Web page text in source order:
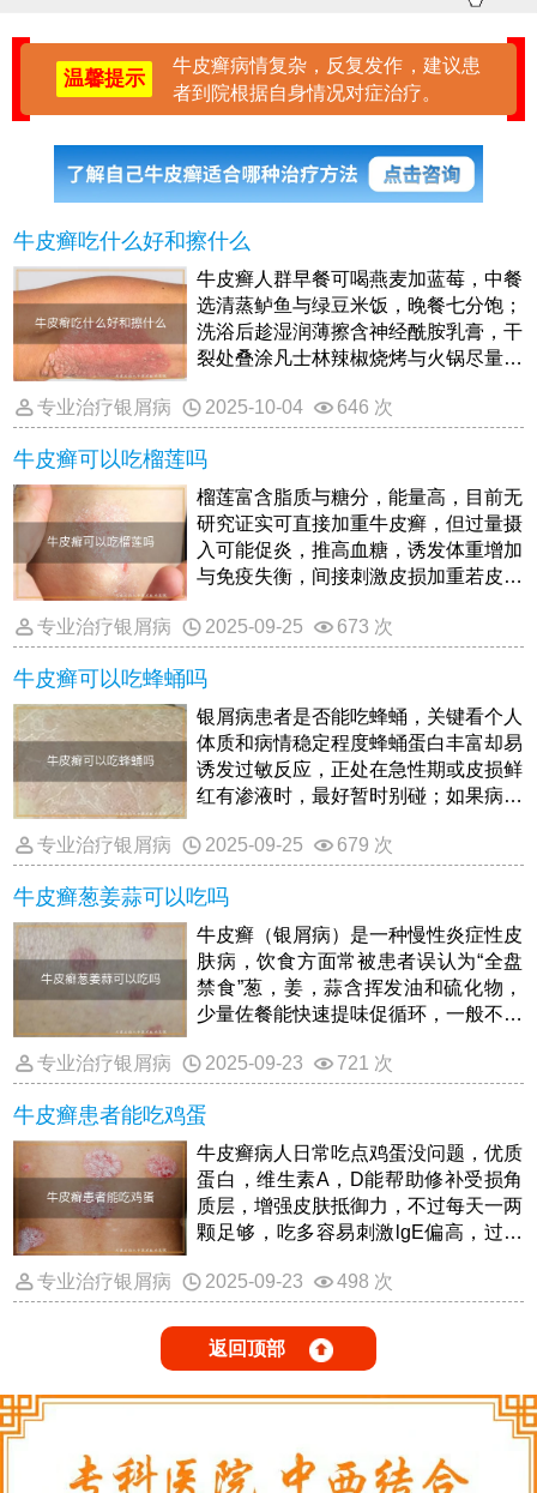
温馨提示
牛皮癣病情复杂，反复发作，建议患
者到院根据自身情况对症治疗。
牛皮癣吃什么好和擦什么
牛皮癣人群早餐可喝燕麦加蓝莓，中餐
选清蒸鲈鱼与绿豆米饭，晚餐七分饱；
洗浴后趁湿润薄擦含神经酰胺乳膏，干
裂处叠涂凡士林辣椒烧烤与火锅尽量避
替抓挠，按指尖计时三分钟转移注意
专业治疗银屑病 2025-10-04 646 次
牛皮癣可以吃榴莲吗
榴莲富含脂质与糖分，能量高，目前无
研究证实可直接加重牛皮癣，但过量摄
入可能促炎，推高血糖，诱发体重增加
与免疫失衡，间接刺激皮损加重若皮损
常，肥胖，建议暂避；皮损稳定者每日
觉瘙痒，红斑增剧即暂停想定份量与频
率可线上询问。
专业治疗银屑病 2025-09-25 673 次
牛皮癣可以吃蜂蛹吗
银屑病患者是否能吃蜂蛹，关键看个人
体质和病情稳定程度蜂蛹蛋白丰富却易
诱发过敏反应，正处在急性期或皮损鲜
红有渗液时，最好暂时别碰；如果病情
试尝，若无瘙痒加重或新皮疹冒出，再
以清淡，低刺激，富含ω-3脂肪酸的食
物为主，任何新食材引入都要观察三
日，不适立即停止并反馈给主治医生。
专业治疗银屑病 2025-09-25 679 次
牛皮癣葱姜蒜可以吃吗
牛皮癣（银屑病）是一种慢性炎症性皮
肤病，饮食方面常被患者误认为“全盘
禁食”葱，姜，蒜含挥发油和硫化物，
少量佐餐能快速提味促循环，一般不会
变红，瘙痒明显，应立即减量或暂停烹
久一点，辛辣味减轻后再入口，对皮疹
的刺激更小；若处于急性进行期或伴有
胃肠道不适，暂以微辣或免蒜版本为
主，观察两周再复查。
专业治疗银屑病 2025-09-23 721 次
牛皮癣患者能吃鸡蛋
牛皮癣病人日常吃点鸡蛋没问题，优质
蛋白，维生素A，D能帮助修补受损角
质层，增强皮肤抵御力，不过每天一两
颗足够，吃多容易刺激lgE偏高，过敏
蛋更稳妥，烹饪少用油盐辣，配合充分
专业治疗银屑病 2025-09-23 498 次
返回顶部